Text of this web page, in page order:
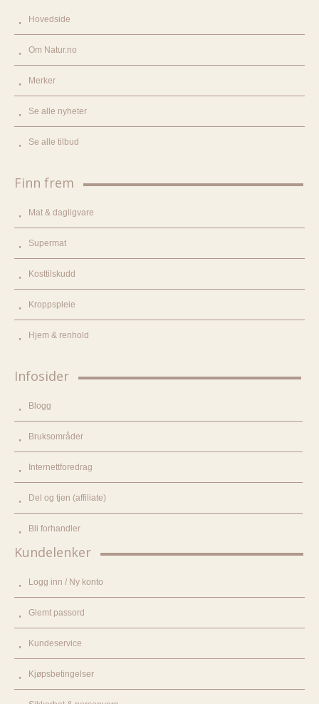
Hovedside
Om Natur.no
Merker
Se alle nyheter
Se alle tilbud
Finn frem
Mat & dagligvare
Supermat
Kosttilskudd
Kroppspleie
Hjem & renhold
Infosider
Blogg
Bruksområder
Internettforedrag
Del og tjen (affiliate)
Bli forhandler
Kundelenker
Logg inn / Ny konto
Glemt passord
Kundeservice
Kjøpsbetingelser